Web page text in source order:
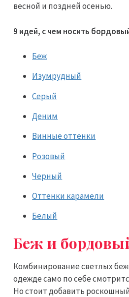
весной и поздней осенью.
9 идей, с чем носить
Беж
Изумрудный
Серый
Деним
Винные оттенки
Розовый
Черный
Оттенки карамели
Белый
Беж и
Комбинирование светлых
одежде само по себе
Но стоит добавить